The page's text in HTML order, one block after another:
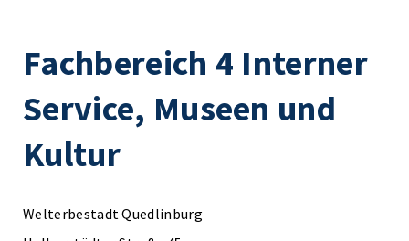
Fachbereich 4 Interner
Service, Museen und
Kultur
Welterbestadt Quedlinburg